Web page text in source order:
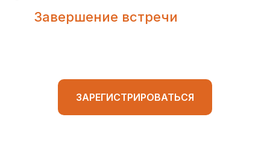
Завершение встречи
ЗАРЕГИСТРИРОВАТЬСЯ